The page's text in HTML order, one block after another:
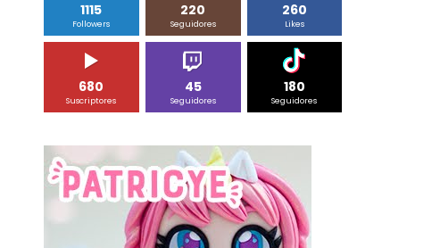
1115
Followers
220
Seguidores
260
Likes
680
Suscriptores
45
Seguidores
180
Seguidores